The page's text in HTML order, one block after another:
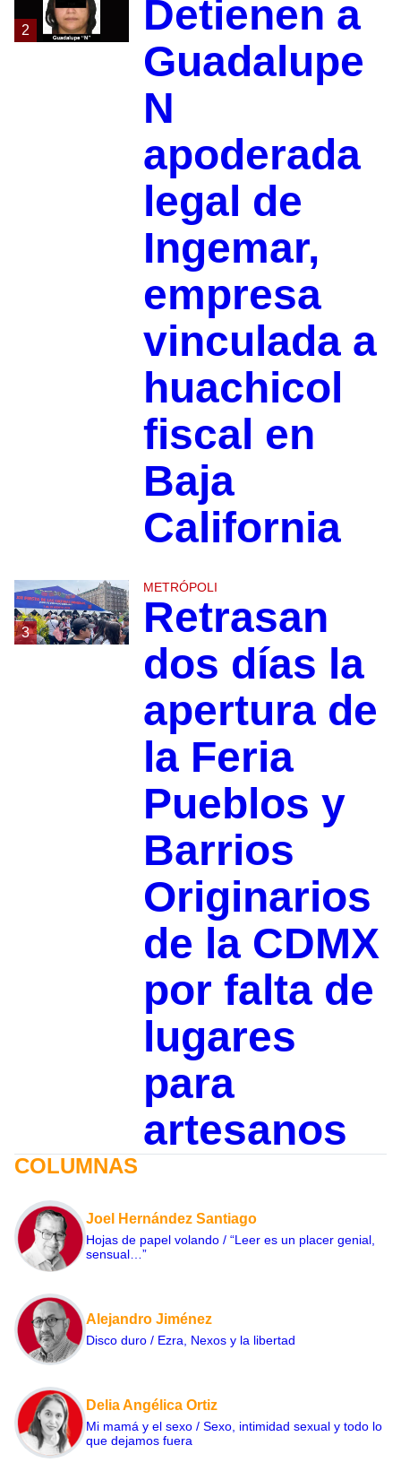
2
Detienen a
Guadalupe
N
apoderada
legal de
Ingemar,
empresa
vinculada a
huachicol
fiscal en
Baja
California
3
METRÓPOLI
Retrasan
dos días la
apertura de
la Feria
Pueblos y
Barrios
Originarios
de la CDMX
por falta de
lugares
para
artesanos
COLUMNAS
Joel Hernández Santiago
Hojas de papel volando / “Leer es un placer genial,
sensual…”
Alejandro Jiménez
Disco duro / Ezra, Nexos y la libertad
Delia Angélica Ortiz
Mi mamá y el sexo / Sexo, intimidad sexual y todo lo
que dejamos fuera